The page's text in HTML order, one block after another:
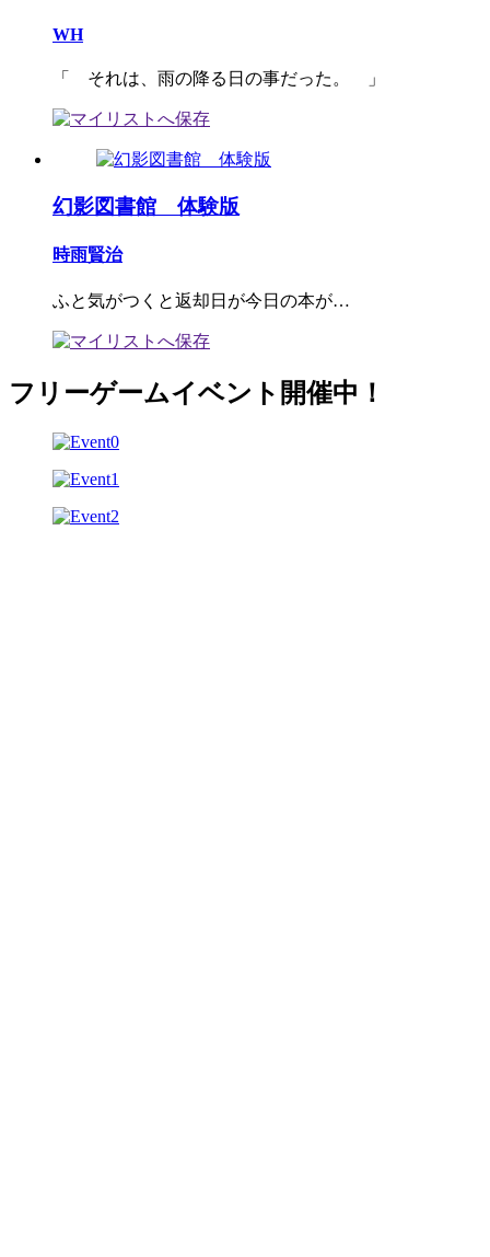
WH
「 それは、雨の降る日の事だった。 」
幻影図書館 体験版
時雨賢治
ふと気がつくと返却日が今日の本が…
フリーゲームイベント開催中！